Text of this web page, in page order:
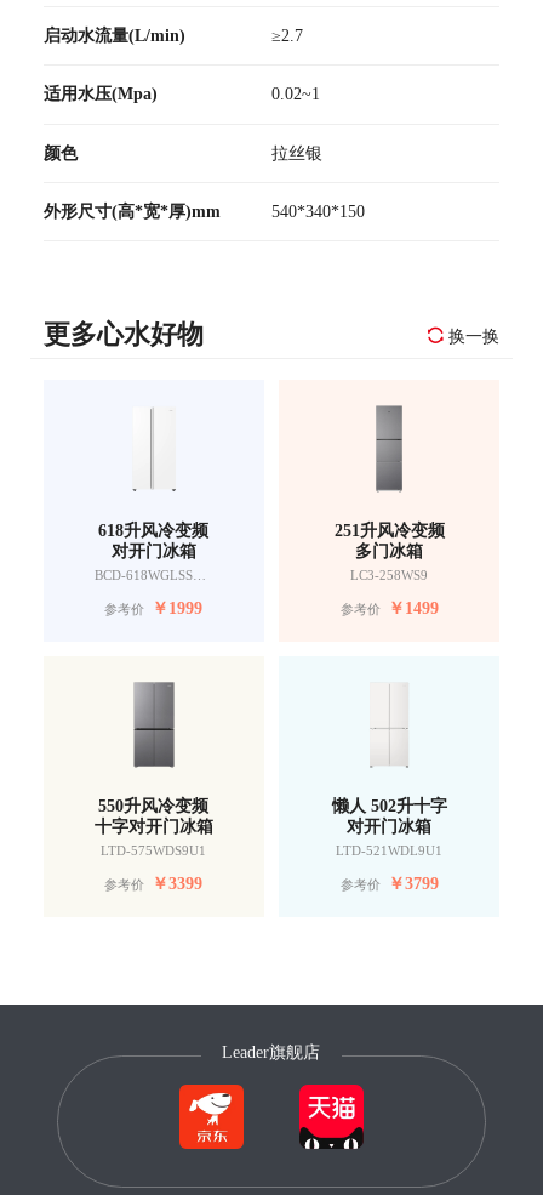
启动水流量(L/min) ≥2.7
适用水压(Mpa) 0.02~1
颜色 拉丝银
外形尺寸(高*宽*厚)mm 540*340*150
更多心水好物 换一换
618升风冷变频
对开门冰箱
BCD-618WGLSSEDW9
参考价 ￥1999
251升风冷变频
多门冰箱
LC3-258WS9
参考价 ￥1499
550升风冷变频
十字对开门冰箱
LTD-575WDS9U1
参考价 ￥3399
懒人 502升十字
对开门冰箱
LTD-521WDL9U1
参考价 ￥3799
Leader旗舰店